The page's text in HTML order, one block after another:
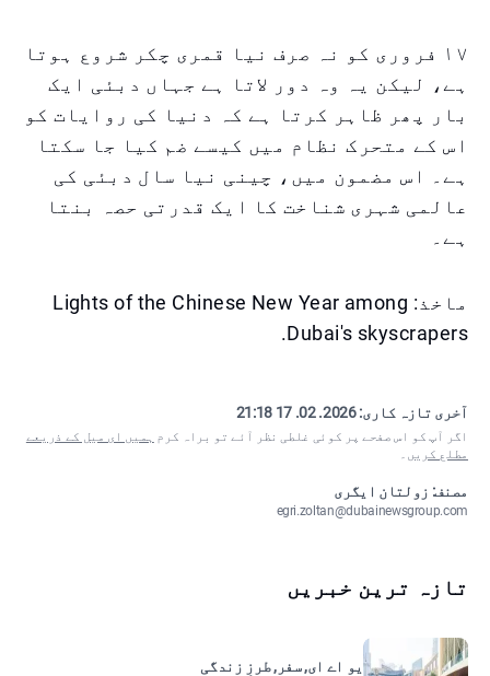
۱۷ فروری کو نہ صرف نیا قمری چکر شروع ہوتا
ہے، لیکن یہ وہ دور لاتا ہے جہاں دبئی ایک
بار پھر ظاہر کرتا ہے کہ دنیا کی روایات کو
اس کے متحرک نظام میں کیسے ضم کیا جا سکتا
ہے۔ اس مضمون میں، چینی نیا سال دبئی کی
عالمی شہری شناخت کا ایک قدرتی حصہ بنتا
ہے۔
ماخذ: Lights of the Chinese New Year among
Dubai's skyscrapers.
آخری تازہ کاری:2026. 02. 17 21:18
اگر آپ کو اس صفحے پر کوئی غلطی نظر آئے تو براہ کرم ہمیں ای میل کے ذریعے
مطلع کریں ۔
مصنف: زولتان ایگری
egri.zoltan@dubainewsgroup.com
تازہ ترین خبریں
یو اے ای, سفر, طرزِ زندگی